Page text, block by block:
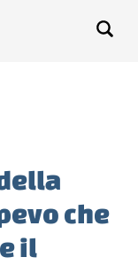
che
il